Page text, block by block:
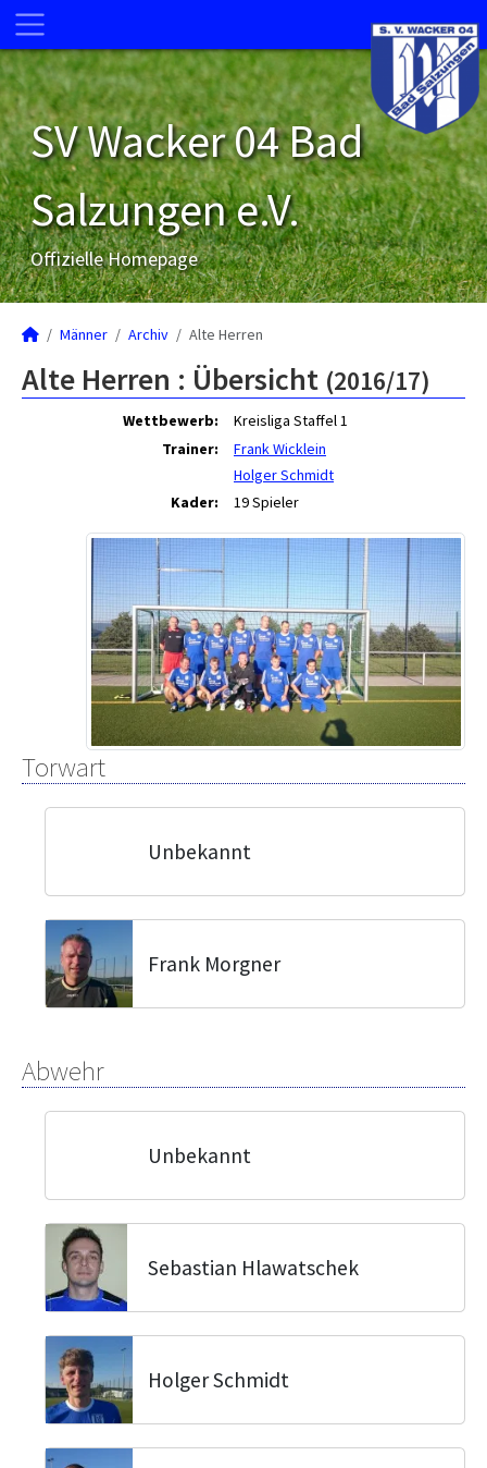
SV Wacker 04 Bad
Salzungen e.V.
Offizielle Homepage
Männer Archiv Alte Herren
Alte Herren : Übersicht (2016/17)
Wettbewerb:
Kreisliga Staffel 1
Trainer:
Frank Wicklein
Holger Schmidt
Kader:
19 Spieler
Torwart
Unbekannt
Frank Morgner
Abwehr
Unbekannt
Sebastian Hlawatschek
Holger Schmidt